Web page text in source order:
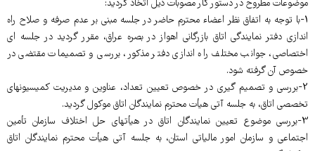
موضوعات مطروح در دستور کار مصوبات ذیل اتخاذ گردید:
1-با توجه به اتفاق نظر اعضاء محترم حاضر در جلسه مبنی بر عدم صرفه و صلاح راه
اندازی دفتر نمایندگی اتاق بازرگانی اهواز در بصره عراق، مقرر گردید در جلسه ای
اختصاصی، جوانب مختلف راه اندازی دفتر مذکور، بررسی و تصمیمات مقتضی در
خصوص آن گرفته شود.
2-بررسی و تصمیم گیری در خصوص تعیین تعداد، عناوین و مدیریت کمیسیونهای
تخصصی اتاق، به جلسه آتی هیأت محترم نمایندگان اتاق موکول گردید.
3-بررسی موضوع تعیین نمایندگان اتاق در هیأتهای حل اختلاف سازمان تأمین
اجتماعی و سازمان امور مالیاتی استان، به جلسه آتی هیأت محترم نمایندگان اتاق